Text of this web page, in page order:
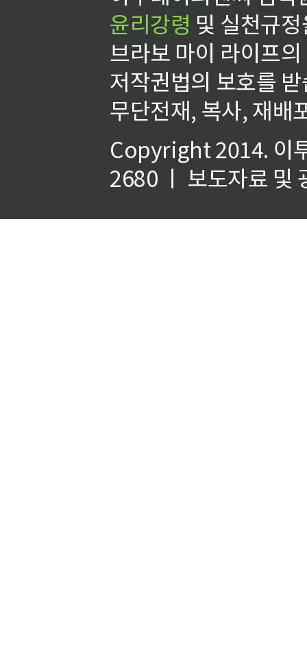
윤리강령 및 실천규
브라보 마이 라이프
저작권법의 보호를
무단전재, 복사, 재배
Copyright 2014. 이
2680 ㅣ 보도자료